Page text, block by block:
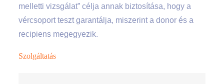
melletti vizsgálat” célja annak biztosítása, hogy a
vércsoport teszt garantálja, miszerint a donor és a
recipiens megegyezik.
Szolgáltatás